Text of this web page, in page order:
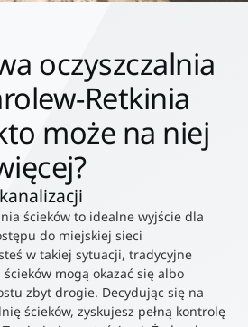
oczyszczalnia
Retkinia
może na niej
ścieków to idealne wyjście dla
do miejskiej sieci
w takiej sytuacji, tradycyjne
mogą okazać się albo
zbyt drogie. Decydując się na
ścieków, zyskujesz pełną kontrolę